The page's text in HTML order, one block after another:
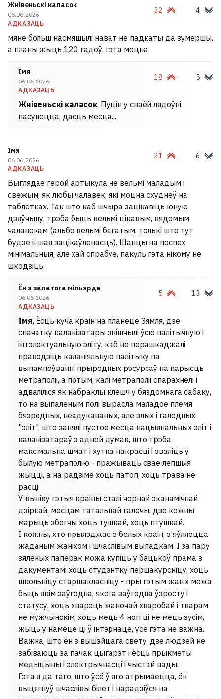
Жнівеньскі каласок
06.06.2026
АДКАЗАЦЬ
32 4
мяне больш насмяшылі нават не падкаты да зумершы,
а планы жыць 120 гадоў. гэта моцна
Імя
06.06.2026
АДКАЗАЦЬ
18 5
Жнівеньскі каласок, Пуцін у сваёй лядоўні
пасунецца, дасць месца...
Імя
06.06.2026
АДКАЗАЦЬ
21 6
Выглядае герой артыкула не вельмі маладым і
свежым, як любы чалавек, які моцна схуднеў на
таблетках. Так што каб шчыра зацікавіць юную
дзяўчыну, трэба быць вельмі цікавым, вядомым
чалавекам (альбо вельмі багатым, толькі што тут
будзе іншая зацікаўленасць). Шанцы на поспех
мінімальныя, але хай спрабуе, пакуль гэта нікому не
шкодзіць.
Ён з залатога мільярда
06.06.2026
АДКАЗАЦЬ
5 13
Імя, Ёсць куча краін на планеце Зямля, дзе
спачатку каланізатары знішчылі ўсю палітычную і
інтэлектуальную эліту, каб не перашкаджалі
праводзіць каланіяльную палітыку па
выпампоўванні прыродных рэсурсаў на карысць
метраполіі, а потым, калі метраполіі спарахнелі і
адваліліся як набраклы клешч у бяздомнага сабаку,
то на выпаленым полі вырасла маладое племя
бязродных, неадукаваных, але злых і галодных
"эліт", што занялі пустое месца нацыянальных эліт і
каланізатараў з адной думак, што трэба
максімальна шмат і хутка накрасці і зваліць у
былую метраполію - пражываць свае лепшыя
жыцці, а на радзіме хоць патоп, хоць трава не
расці.
У выніку гэтыя краіны сталі чорнай эканамічнай
дзіркай, месцам татальнай галечы, дзе кожны
марыць збегчы хоць тушкай, хоць птушкай.
І кожны, хто прыязджае з белых краін, з'яўляецца
жаданым жаніхом і шчаслівым выпадкам. І за пару
зялёных паперак можа купіць у бацькоў прама з
дакументамі хоць студэнтку першакурсніцу, хоць
школьніцу старшакласніцу - пры гэтым жаніх можа
быць якім заўгодна, якога заўгодна ўзросту і
статусу, хоць хварэць жаночай хваробай і тварам
не мужчынскім, хоць мець 4 ногі ці не мець зусім,
жыць у намёце ці ў інтэрнаце, усё гэта не важна.
Важна, што ён з вышэйшага свету, дзе людзей не
забіваюць за пачак цыгарэт і ёсць прыкметы
медыцыны і электрычнасці і чыстай вады.
Гэта я да таго, што ўсё ў яго атрымаецца, ён
выцягнуў шчаслівы білет і нарадзіўся на